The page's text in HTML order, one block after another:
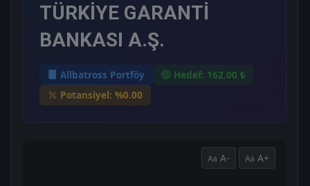
TÜRKİYE GARANTİ
BANKASI A.Ş.
Allbatross Portföy
Hedef: 162.00 ₺
Potansiyel: %0.00
A- A+